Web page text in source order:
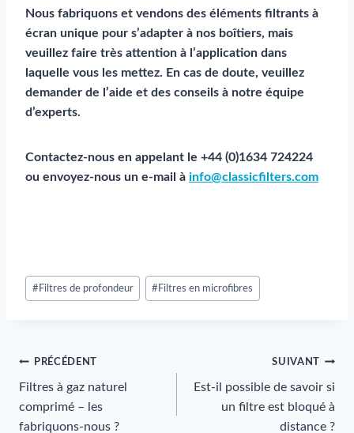
Nous fabriquons et vendons des éléments filtrants à
écran unique pour s’adapter à nos boîtiers, mais
veuillez faire très attention à l’application dans
laquelle vous les mettez. En cas de doute, veuillez
demander de l’aide et des conseils à notre équipe
d’experts.
Contactez-nous en appelant le +44 (0)1634 724224
ou envoyez-nous un e-mail à info@classicfilters.com
Post
Tags
# Filtres de profondeur # Filtres en microfibres
Navigation
de
PRÉCÉDENT
Filtres à gaz naturel
comprimé – les
fabriquons-nous ?
SUIVANT
Est-il possible de savoir si
un filtre est bloqué à
distance ?